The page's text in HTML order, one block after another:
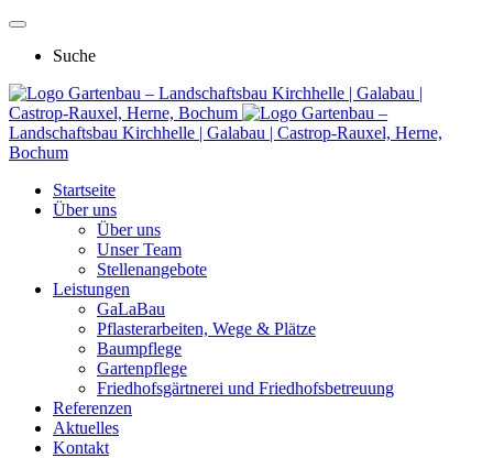
Suche
Gartenbau – Landschaftsbau Kirchhelle | Galabau |
Castrop-Rauxel, Herne, Bochum
Gartenbau –
Landschaftsbau Kirchhelle | Galabau | Castrop-Rauxel, Herne,
Bochum
Startseite
Über uns
Über uns
Unser Team
Stellenangebote
Leistungen
GaLaBau
Pflasterarbeiten, Wege & Plätze
Baumpflege
Gartenpflege
Friedhofsgärtnerei und Friedhofsbetreuung
Referenzen
Aktuelles
Kontakt